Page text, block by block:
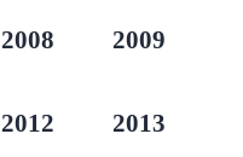
2008 2009
2012 2013